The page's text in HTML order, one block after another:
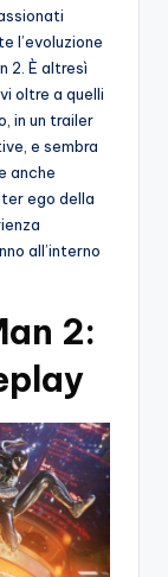
l’evoluzione
2. È altresì
oltre a quelli
in un trailer
e sembra
anche
ego della
all’interno
2: